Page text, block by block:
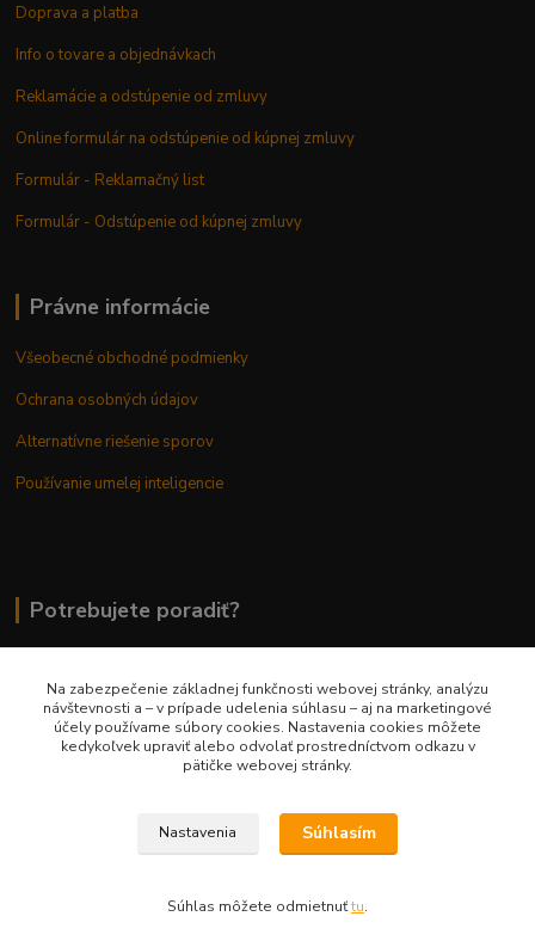
Doprava a platba
Info o tovare a objednávkach
Reklamácie a odstúpenie od zmluvy
Online formulár na odstúpenie od kúpnej zmluvy
Formulár - Reklamačný list
Formulár - Odstúpenie od kúpnej zmluvy
Právne informácie
Všeobecné obchodné podmienky
Ochrana osobných údajov
Alternatívne riešenie sporov
Používanie umelej inteligencie
Potrebujete poradiť?
0948 236 042
info@margaretkashop.sk
Na zabezpečenie základnej funkčnosti webovej stránky, analýzu
návštevnosti a – v prípade udelenia súhlasu – aj na marketingové
účely používame súbory cookies. Nastavenia cookies môžete
kedykoľvek upraviť alebo odvolať prostredníctvom odkazu v
pätičke webovej stránky.
Nastavenia Súhlasím
Súhlas môžete odmietnuťtu.